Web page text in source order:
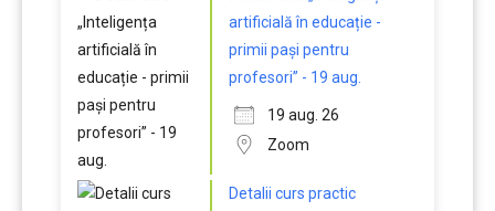
artificială în educație -
primii pași pentru
profesori” - 19 aug.
19 aug. 26
Zoom
Detalii curs practic